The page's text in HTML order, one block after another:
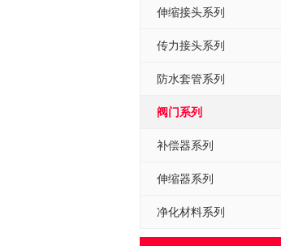
伸缩接头系列
传力接头系列
防水套管系列
阀门系列
补偿器系列
伸缩器系列
净化材料系列